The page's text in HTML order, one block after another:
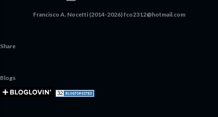
Francisco A. Nocetti (2014-2026) fco2312@hotmail.com
Share
Blogs